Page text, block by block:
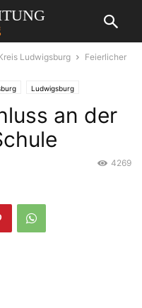
Ludwigsburg
Feierlicher
Ludwigsburg
an der
4269